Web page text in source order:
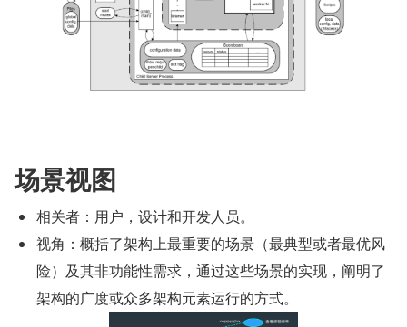
场景视图
相关者：用户，设计和开发人员。
视角：概括了架构上最重要的场景（最典型或者最优风
险）及其非功能性需求，通过这些场景的实现，阐明了
架构的广度或众多架构元素运行的方式。